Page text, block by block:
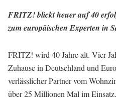
FRITZ!blickt heuer auf 40
zum europäischen Experten in
FRITZ! wird 40 Jahre alt. Vier
Zuhause in Deutschland und
verlässlicher Partner vom
über 25 Millionen Mal im